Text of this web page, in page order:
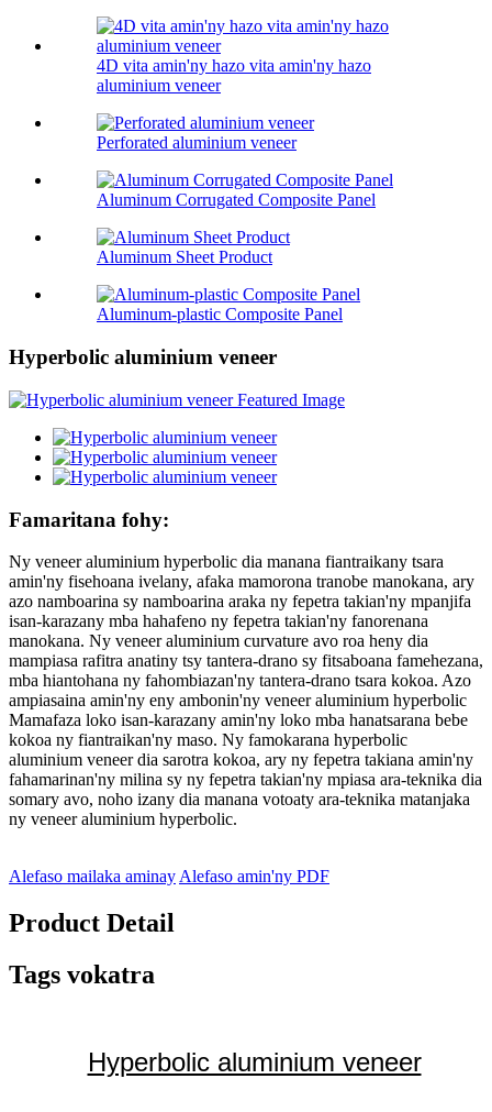
4D vita amin'ny hazo vita amin'ny hazo
aluminium veneer
Perforated aluminium veneer
Aluminum Corrugated Composite Panel
Aluminum Sheet Product
Aluminum-plastic Composite Panel
Hyperbolic aluminium veneer
Famaritana fohy:
Ny veneer aluminium hyperbolic dia manana fiantraikany tsara
amin'ny fisehoana ivelany, afaka mamorona tranobe manokana, ary
azo namboarina sy namboarina araka ny fepetra takian'ny mpanjifa
isan-karazany mba hahafeno ny fepetra takian'ny fanorenana
manokana. Ny veneer aluminium curvature avo roa heny dia
mampiasa rafitra anatiny tsy tantera-drano sy fitsaboana famehezana,
mba hiantohana ny fahombiazan'ny tantera-drano tsara kokoa. Azo
ampiasaina amin'ny eny ambonin'ny veneer aluminium hyperbolic
Mamafaza loko isan-karazany amin'ny loko mba hanatsarana bebe
kokoa ny fiantraikan'ny maso. Ny famokarana hyperbolic
aluminium veneer dia sarotra kokoa, ary ny fepetra takiana amin'ny
fahamarinan'ny milina sy ny fepetra takian'ny mpiasa ara-teknika dia
somary avo, noho izany dia manana votoaty ara-teknika matanjaka
ny veneer aluminium hyperbolic.
Alefaso mailaka aminay Alefaso amin'ny PDF
Product Detail
Tags vokatra
Hyperbolic aluminium veneer